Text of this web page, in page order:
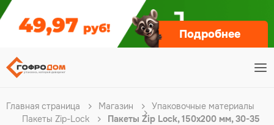
Подробнее
Главная страница Магазин
Упаковочные материалы
Пакеты Zip-Lock
Пакеты Zip Lock, 150х200 мм, 30-35